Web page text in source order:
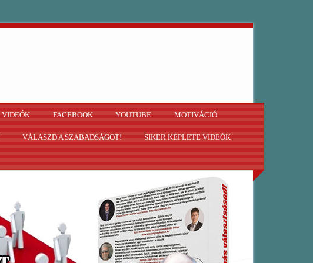
VIDEÓK FACEBOOK YOUTUBE MOTIVÁCIÓ
VÁLASZD A SZABADSÁGOT! SIKER KÉPLETE VIDEÓK